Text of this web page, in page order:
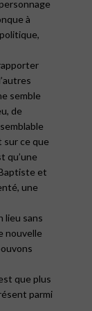
à
semble
de
sur ce que
qu’une
et
une
lieu sans
nouvelle
que plus
parmi